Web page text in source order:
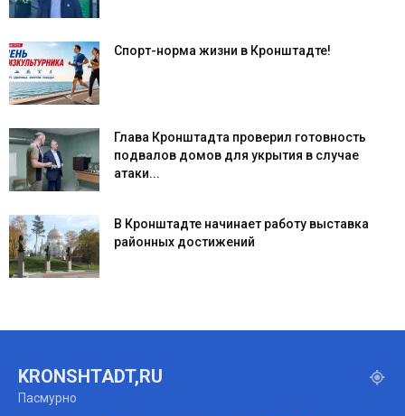
Спорт-норма жизни в Кронштадте!
Глава Кронштадта проверил готовность
подвалов домов для укрытия в случае
атаки...
В Кронштадте начинает работу выставка
районных достижений
KRONSHTADT,RU
Пасмурно